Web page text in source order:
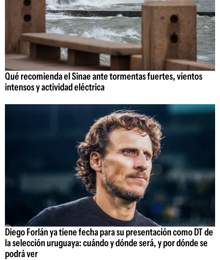
Qué recomienda el Sinae ante tormentas fuertes, vientos
intensos y actividad eléctrica
Diego Forlán ya tiene fecha para su presentación como DT de
la selección uruguaya: cuándo y dónde será, y por dónde se
podrá ver